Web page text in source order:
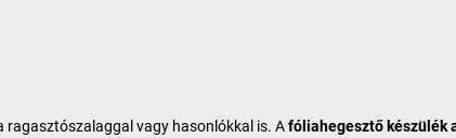
ragasztószalaggal vagy hasonlókkal is. Afóliahegesztő készülék